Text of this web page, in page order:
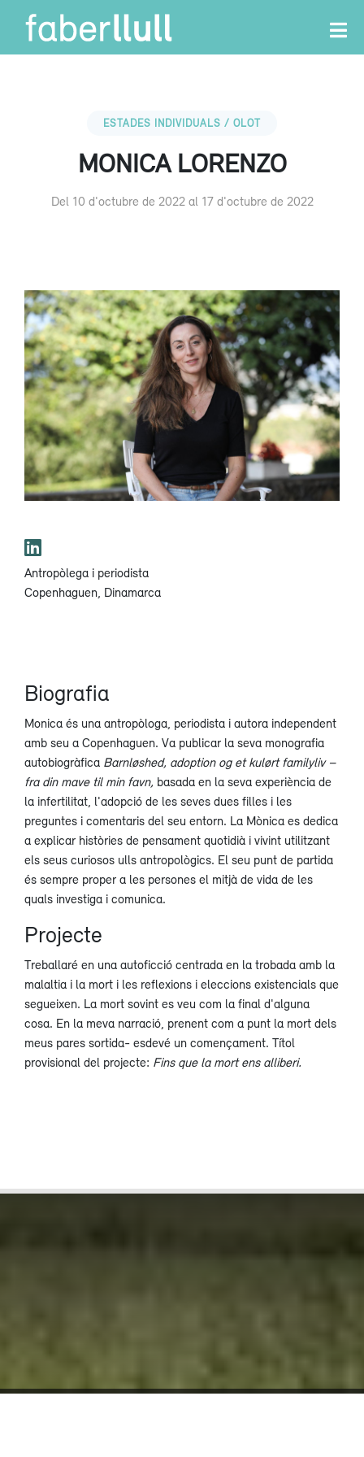
ESTADES INDIVIDUALS / OLOT
MONICA LORENZO
Del 10 d'octubre de 2022 al 17 d'octubre de 2022
Antropòlega i periodista
Copenhaguen, Dinamarca
Biografia
Monica és una antropòloga, periodista i autora independent
amb seu a Copenhaguen. Va publicar la seva monografia
autobiogràfica Barnløshed, adoption og et kulørt familyliv –
fra din mave til min favn, basada en la seva experiència de
la infertilitat, l'adopció de les seves dues filles i les
preguntes i comentaris del seu entorn. La Mònica es dedica
a explicar històries de pensament quotidià i vivint utilitzant
els seus curiosos ulls antropològics. El seu punt de partida
és sempre proper a les persones el mitjà de vida de les
quals investiga i comunica.
Projecte
Treballaré en una autoficció centrada en la trobada amb la
malaltia i la mort i les reflexions i eleccions existencials que
segueixen. La mort sovint es veu com la final d'alguna
cosa. En la meva narració, prenent com a punt la mort dels
meus pares sortida- esdevé un començament. Títol
provisional del projecte: Fins que la mort ens alliberi.